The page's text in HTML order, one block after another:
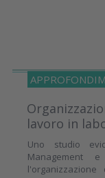
lavoro in
Uno studio
Management